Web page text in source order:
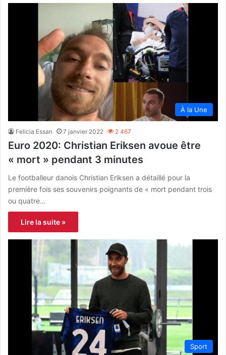
À la Une
Felicia Essan 7 janvier 2022 2 467
Euro 2020: Christian Eriksen avoue être
« mort » pendant 3 minutes
Le footballeur danois Christian Eriksen a détaillé pour la
première fois ses souvenirs poignants de « mort pendant trois
ou quatre…
Lire la suite »
Sport